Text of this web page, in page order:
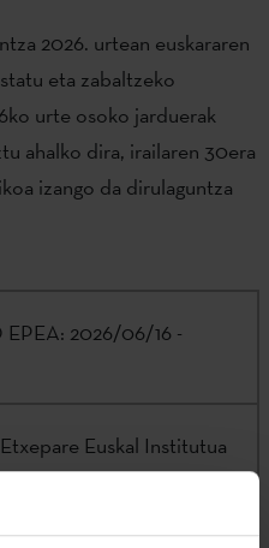
2026. urtean euskararen
eta zabaltzeko
urte osoko jarduerak
ahalko dira, irailaren 30era
izango da dirulaguntza
EPEA: 2026/06/16 -
Etxepare Euskal Institutua